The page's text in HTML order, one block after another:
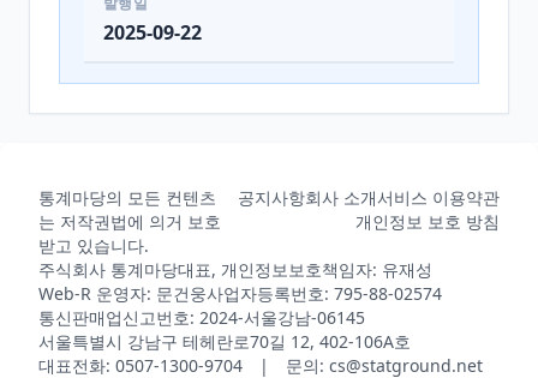
2025-09-22
통계마당의 모든 컨텐츠
는 저작권법에 의거 보호
받고 있습니다.
공지사항회사 소개서비스 이용약관
개인정보 보호 방침
주식회사 통계마당대표, 개인정보보호책임자: 유재성
Web-R 운영자: 문건웅사업자등록번호: 795-88-02574
통신판매업신고번호: 2024-서울강남-06145
서울특별시 강남구 테헤란로70길 12, 402-106A호
대표전화: 0507-1300-9704 | 문의: cs@statground.net